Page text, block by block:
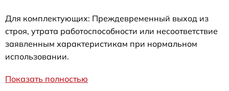
Для комплектующих: Преждевременный выход из
строя, утрата работоспособности или несоответствие
заявленным характеристикам при нормальном
использовании.
Показать полностью